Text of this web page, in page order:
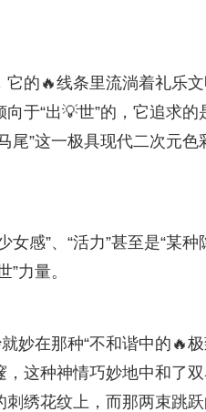
的🔥线条里流淌着礼乐
于“出💡世”的，它追求
尾”这一极具现代二次元
感”、“活力”甚至是“某
力量。
妙在那种“不和谐中的🔥
这种神情巧妙地中和了
绣花纹上，而那两束跳